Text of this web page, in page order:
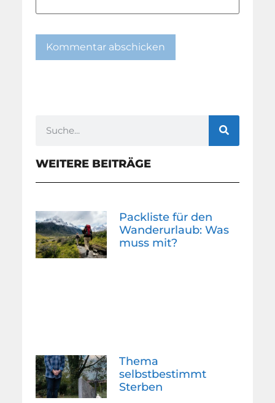
WEITERE BEITRÄGE
Packliste für den
Wanderurlaub: Was
muss mit?
Thema
selbstbestimmt
Sterben